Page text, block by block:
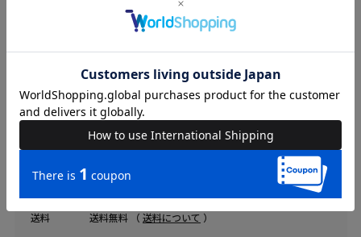
BACK TO THE FIELD
カテゴリ
WOMENS > アウター > セットアップ
トップス 綿-80%/ポリエステル-20%パンツ
綿-80%/ポリエステル-20%刺繍部分 ポリエステ
送料
送料無料 （ 送料について ）